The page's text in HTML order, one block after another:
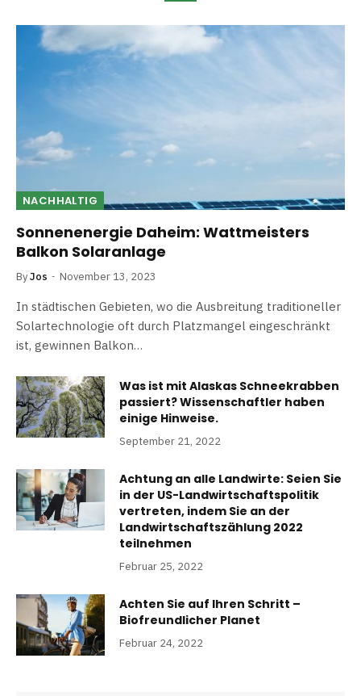
NACHHALTIG
Sonnenenergie Daheim: Wattmeisters
Balkon Solaranlage
ByJos November 13, 2023
In städtischen Gebieten, wo die Ausbreitung traditioneller
Solartechnologie oft durch Platzmangel eingeschränkt
ist, gewinnen Balkon…
Was ist mit Alaskas Schneekrabben
passiert? Wissenschaftler haben
einige Hinweise.
September 21, 2022
Achtung an alle Landwirte: Seien Sie
in der US-Landwirtschaftspolitik
vertreten, indem Sie an der
Landwirtschaftszählung 2022
teilnehmen
Februar 25, 2022
Achten Sie auf Ihren Schritt –
Biofreundlicher Planet
Februar 24, 2022